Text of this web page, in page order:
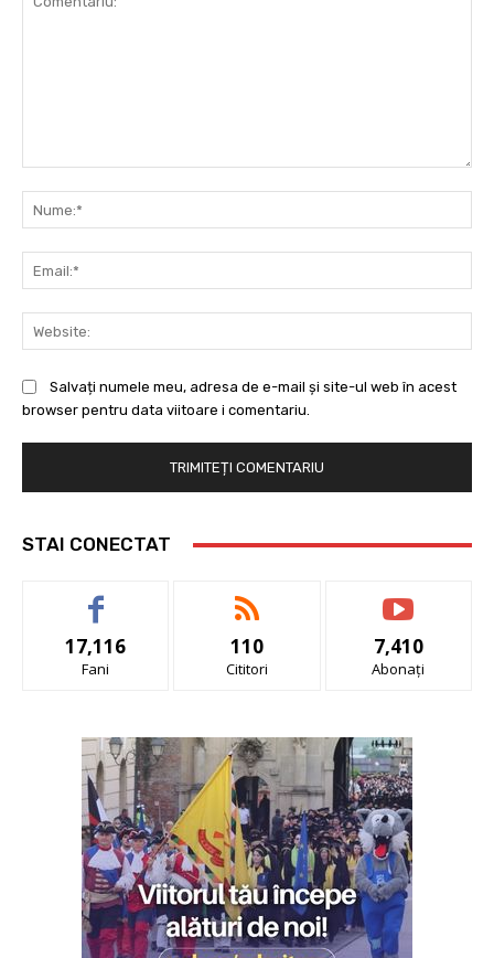
Salvați numele meu, adresa de e-mail și site-ul web în acest
browser pentru data viitoare i comentariu.
STAI CONECTAT
17,116
Fani
110
Cititori
7,410
Abonați